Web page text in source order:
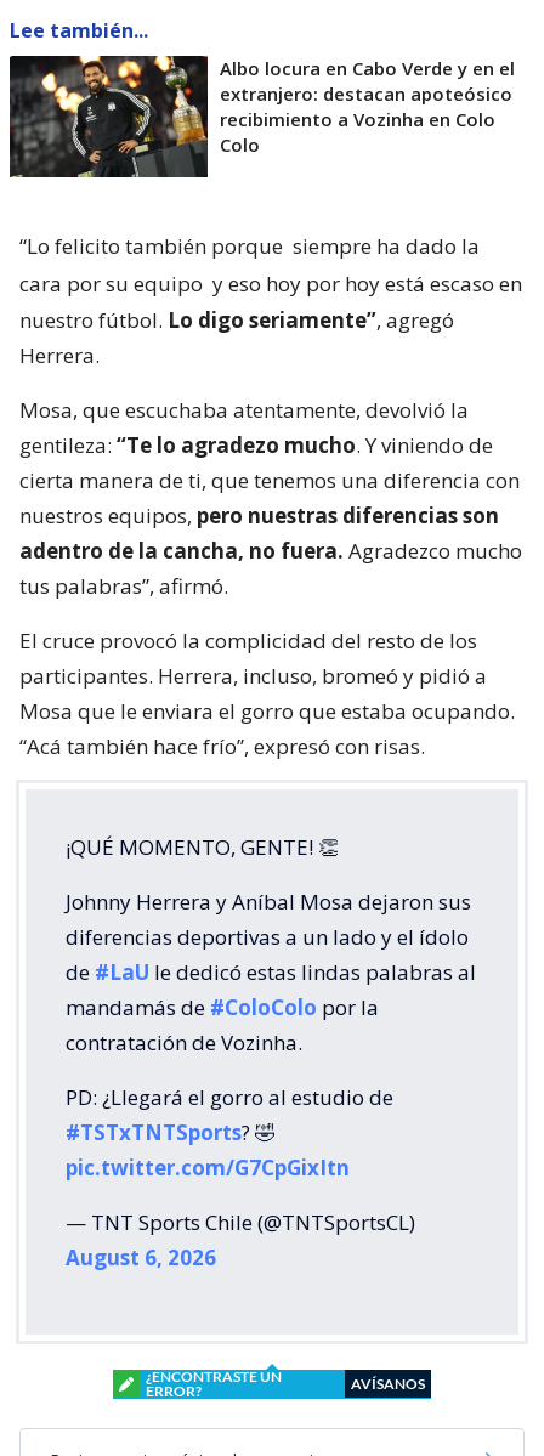
Lee también...
Albo locura en Cabo Verde y en el
extranjero: destacan apoteósico
recibimiento a Vozinha en Colo
Colo
“Lo felicito también porque siempre ha dado la
cara por su equipo y eso hoy por hoy está escaso en
nuestro fútbol. Lo digo seriamente”, agregó
Herrera.
Mosa, que escuchaba atentamente, devolvió la
gentileza: “Te lo agradezo mucho. Y viniendo de
cierta manera de ti, que tenemos una diferencia con
nuestros equipos, pero nuestras diferencias son
adentro de la cancha, no fuera. Agradezco mucho
tus palabras”, afirmó.
El cruce provocó la complicidad del resto de los
participantes. Herrera, incluso, bromeó y pidió a
Mosa que le enviara el gorro que estaba ocupando.
“Acá también hace frío”, expresó con risas.
¡QUÉ MOMENTO, GENTE! 👏
Johnny Herrera y Aníbal Mosa dejaron sus
diferencias deportivas a un lado y el ídolo
de #LaU le dedicó estas lindas palabras al
mandamás de #ColoColo por la
contratación de Vozinha.
PD: ¿Llegará el gorro al estudio de
#TSTxTNTSports? 🤣
pic.twitter.com/G7CpGixItn
— TNT Sports Chile (@TNTSportsCL)
August 6, 2026
¿ENCONTRASTE UN
ERROR?
AVÍSANOS